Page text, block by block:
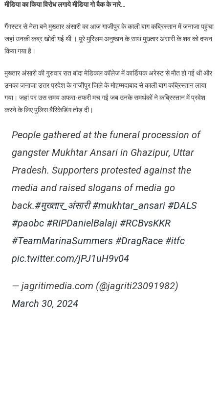
जन
सैलाब
गो
बैक
लगे
मीडिया का किया विरोध लगाये मीडिया गो बैक के नारे…
गैंगस्टर से नेता बने मुख्तार अंसारी का आज गाजीपुर के काली बाग कब्रिस्तान में जनाजा पहुंचा
जहां उनकी कब्र खोदी गई थी । पूरे मुस्लिम अनुष्ठान के साथ मुख्तार अंसारी के शव को दफन
किया गया है।
मुख्तार अंसारी की गुरुवार रात बांदा मेडिकल कॉलेज में कार्डियक अरेस्ट से मौत हो गई थी और
उनका जनाजा उत्तर प्रदेश के गाजीपुर जिले के मोहम्मदाबाद से काली बाग कब्रिस्तान लाया
गया। जहां पर उस समय अफरा-तफरी मच गई जब उनके समर्थकों ने कब्रिस्तान में प्रवेश
करने के लिए पुलिस बैरिकेडिंग तोड़ दी।
People gathered at the funeral procession of
gangster Mukhtar Ansari in Ghazipur, Uttar
Pradesh. Supporters protested against the
media and raised slogans of media go
back.#मुख्तार_अंसारी #mukhtar_ansari #DALS
#paobc #RIPDanielBalaji #RCBvsKKR
#TeamMarinaSummers #DragRace #itfc
pic.twitter.com/jPJ1uH9v04
— jagritimedia.com (@jagriti23091982)
March 30, 2024